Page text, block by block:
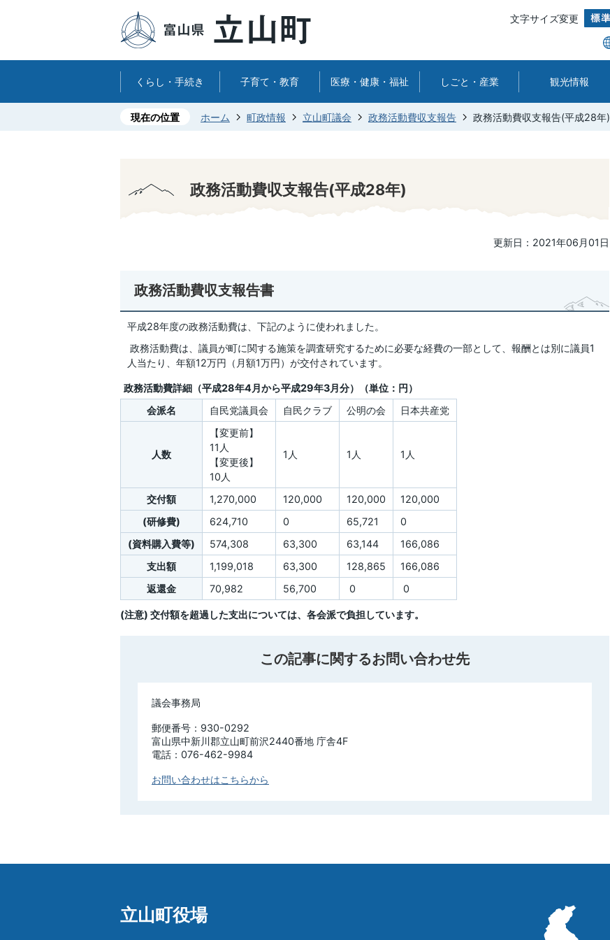
文字サイズ変更
くらし・手続き 子育て・教育 医療・健康・福祉 しごと・産業 観光情報
現在の位置 ホーム 町政情報 立山町議会 政務活動費収支報告 政務活動費収支報告(平成28年)
政務活動費収支報告(平成28年)
更新日：2021年06月01日
政務活動費収支報告書
平成28年度の政務活動費は、下記のように使われました。
政務活動費は、議員が町に関する施策を調査研究するために必要な経費の一部として、報酬とは別に議員1
人当たり、年額12万円（月額1万円）が交付されています。
政務活動費詳細（平成28年4月から平成29年3月分）（単位：円）
会派名
自民党議員会 自民クラブ 公明の会 日本共産党
人数
【変更前】
11人
【変更後】
10人
1人 1人 1人
交付額 1,270,000 120,000 120,000
120,000
(研修費)
624,710 0 65,721
0
(資料購入費等)
574,308 63,300 63,144
166,086
支出額
1,199,018 63,300 128,865
166,086
返還金
70,982 56,700 0 0
(注意) 交付額を超過した支出については、各会派で負担しています。
この記事に関するお問い合わせ先
議会事務局
郵便番号：930-0292
富山県中新川郡立山町前沢2440番地 庁舎4F
電話：076-462-9984
お問い合わせはこちらから
立山町役場